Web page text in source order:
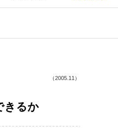
（2005.11）
きるか